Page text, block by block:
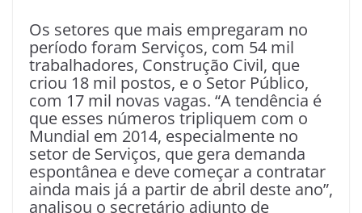
Os setores que mais empregaram no
período foram Serviços, com 54 mil
trabalhadores, Construção Civil, que
criou 18 mil postos, e o Setor Público,
com 17 mil novas vagas. “A tendência é
que esses números tripliquem com o
Mundial em 2014, especialmente no
setor de Serviços, que gera demanda
espontânea e deve começar a contratar
ainda mais já a partir de abril deste ano”,
analisou o secretário adjunto de